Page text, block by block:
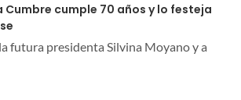
Cumbre cumple 70 años y lo festeja
futura presidenta Silvina Moyano y a